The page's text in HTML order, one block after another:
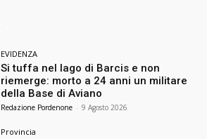
EVIDENZA
Si tuffa nel lago di Barcis e non
riemerge: morto a 24 anni un militare
della Base di Aviano
Redazione Pordenone - 9 Agosto 2026
Provincia